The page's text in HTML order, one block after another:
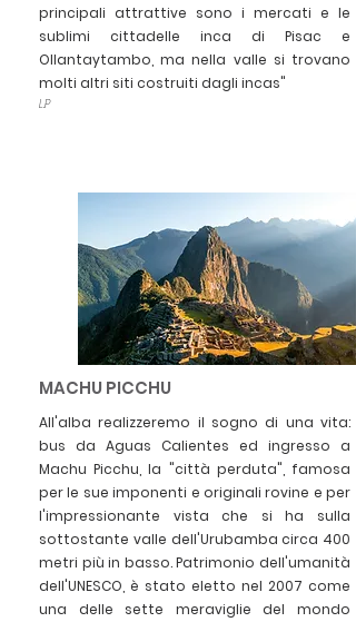
principali attrattive sono i mercati e le
sublimi cittadelle inca di Pisac e
Ollantaytambo, ma nella valle si trovano
molti altri siti costruiti dagli incas"
L.P
MACHU PICCHU
All'alba realizzeremo il sogno di una vita:
bus da Aguas Calientes ed ingresso a
Machu Picchu, la "città perduta", famosa
per le sue imponenti e originali rovine e per
l'impressionante vista che si ha sulla
sottostante valle dell'Urubamba circa 400
metri più in basso. Patrimonio dell'umanità
dell'UNESCO, è stato eletto nel 2007 come
una delle sette meraviglie del mondo